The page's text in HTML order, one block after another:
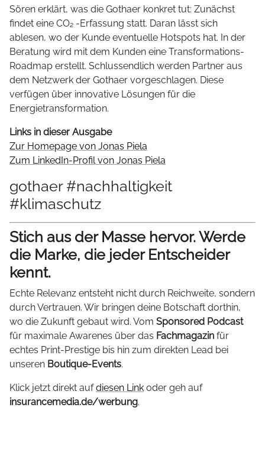
Sören erklärt, was die Gothaer konkret tut: Zunächst
findet eine CO₂ -Erfassung statt. Daran lässt sich
ablesen, wo der Kunde eventuelle Hotspots hat. In der
Beratung wird mit dem Kunden eine Transformations-
Roadmap erstellt. Schlussendlich werden Partner aus
dem Netzwerk der Gothaer vorgeschlagen. Diese
verfügen über innovative Lösungen für die
Energietransformation.
Links in dieser Ausgabe
Zur Homepage von Jonas Piela
Zum LinkedIn-Profil von Jonas Piela
gothaer #nachhaltigkeit
#klimaschutz
Stich aus der Masse hervor. Werde
die Marke, die jeder Entscheider
kennt.
Echte Relevanz entsteht nicht durch Reichweite, sondern
durch Vertrauen. Wir bringen deine Botschaft dorthin,
wo die Zukunft gebaut wird. Vom Sponsored Podcast
für maximale Awarenes über das Fachmagazin für
echtes Print-Prestige bis hin zum direkten Lead bei
unseren Boutique-Events.
Klick jetzt direkt aufdiesen Link oder geh auf
insurancemedia.de/werbung.